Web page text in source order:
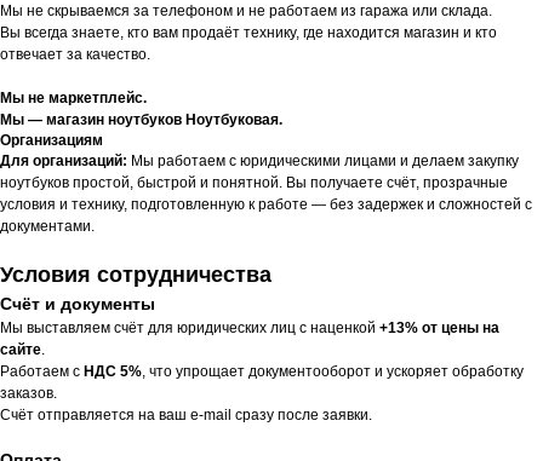
Мы не скрываемся за телефоном и не работаем из гаража или склада.
Вы всегда знаете, кто вам продаёт технику, где находится магазин и кто
отвечает за качество.
Мы не маркетплейс.
Мы — магазин ноутбуков Ноутбуковая.
Организациям
Для организаций: Мы работаем с юридическими лицами и делаем закупку
ноутбуков простой, быстрой и понятной. Вы получаете счёт, прозрачные
условия и технику, подготовленную к работе — без задержек и сложностей с
документами.
Условия сотрудничества
Счёт и документы
Мы выставляем счёт для юридических лиц с наценкой +13% от цены на
сайте.
Работаем с НДС 5%, что упрощает документооборот и ускоряет обработку
заказов.
Счёт отправляется на ваш e-mail сразу после заявки.